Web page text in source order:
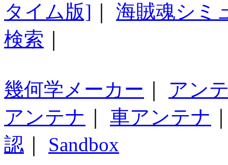
タイム版]
海賊魂シミ
検索
幾何学メーカー
アン
アンテナ
車アンテナ
認
Sandbox